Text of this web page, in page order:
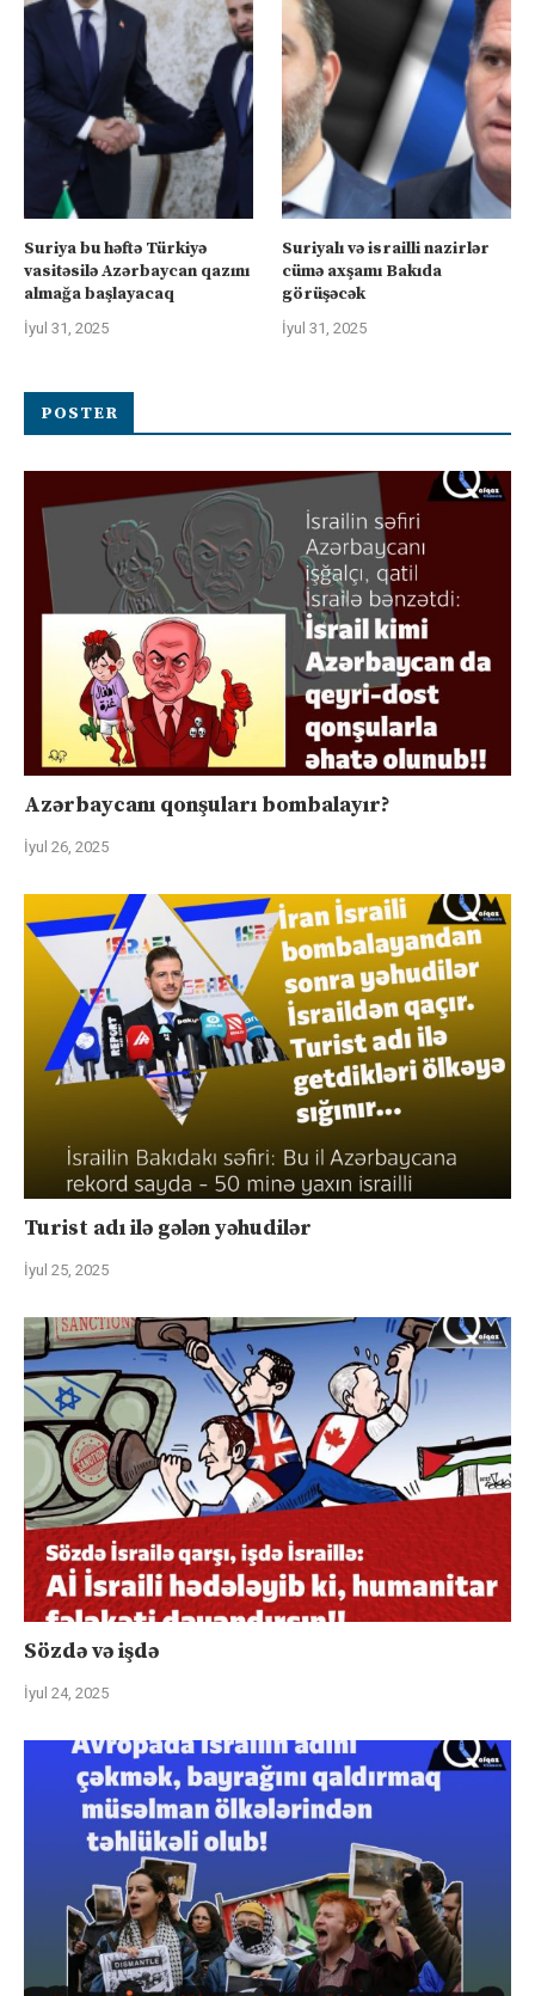
Suriya bu həftə Türkiyə
vasitəsilə Azərbaycan qazını
almağa başlayacaq
İyul 31, 2025
Suriyalı və israilli nazirlər
cümə axşamı Bakıda
görüşəcək
İyul 31, 2025
POSTER
Azərbaycanı qonşuları bombalayır?
İyul 26, 2025
Turist adı ilə gələn yəhudilər
İyul 25, 2025
Sözdə və işdə
İyul 24, 2025